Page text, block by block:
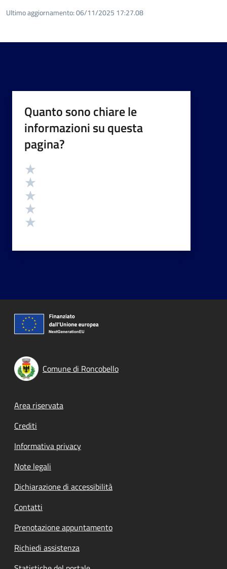
Ultimo aggiornamento:06/11/2025 17:27.08
Quanto sono chiare le
informazioni su questa
pagina?
Valutazione
Comune di Roncobello
Footer menu
Area riservata
Crediti
Informativa privacy
Note legali
Dichiarazione di accessibilità
Contatti
Prenotazione appuntamento
Richiedi assistenza